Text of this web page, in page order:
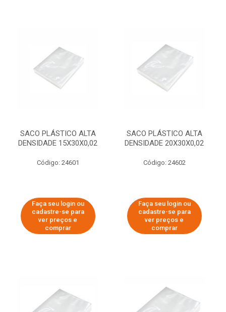
SACO PLÁSTICO ALTA
DENSIDADE 15X30X0,02
Código: 24601
Faça seu login ou
cadastre-se para
ver preços e
comprar
SACO PLÁSTICO ALTA
DENSIDADE 20X30X0,02
Código: 24602
Faça seu login ou
cadastre-se para
ver preços e
comprar